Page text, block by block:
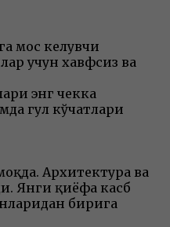
мос келувчи
учун хавфсиз ва
энг чекка
гул кўчатлари
Архитектура ва
Янги қиёфа касб
бирига